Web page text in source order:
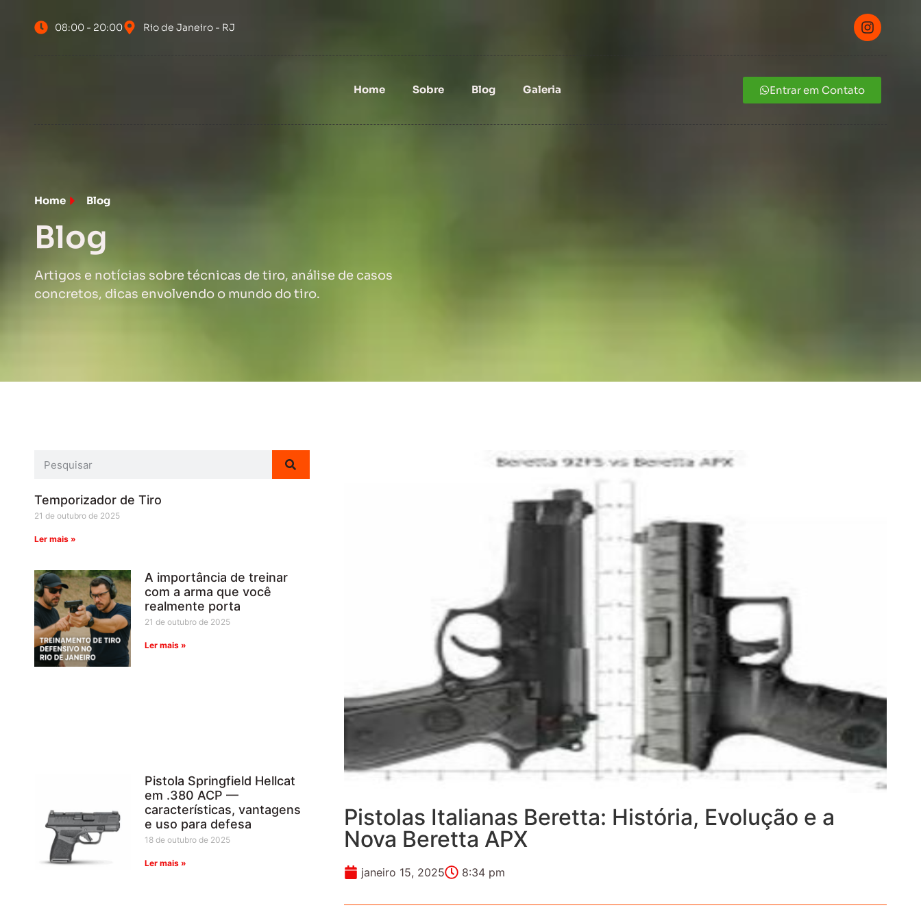
08:00 - 20:00 Rio de Janeiro - RJ
Home Sobre Blog Galeria Entrar em Contato
Home Blog
Blog
Artigos e notícias sobre técnicas de tiro, análise de casos
concretos, dicas envolvendo o mundo do tiro.
Temporizador de Tiro
21 de outubro de 2025
Ler mais »
A importância de treinar
com a arma que você
realmente porta
21 de outubro de 2025
Ler mais »
Pistola Springfield Hellcat
em .380 ACP —
características, vantagens
e uso para defesa
18 de outubro de 2025
Ler mais »
Pistolas Italianas Beretta: História, Evolução e a
Nova Beretta APX
janeiro 15, 2025 8:34 pm